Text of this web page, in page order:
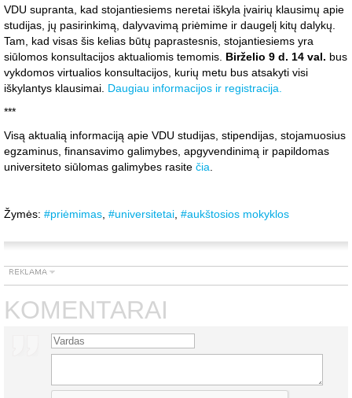
VDU supranta, kad stojantiesiems neretai iškyla įvairių klausimų apie
studijas, jų pasirinkimą, dalyvavimą priėmime ir daugelį kitų dalykų.
Tam, kad visas šis kelias būtų paprastesnis, stojantiesiems yra
siūlomos konsultacijos aktualiomis temomis. Birželio 9 d. 14 val. bus
vykdomos virtualios konsultacijos, kurių metu bus atsakyti visi
iškylantys klausimai. Daugiau informacijos ir registracija.
***
Visą aktualią informaciją apie VDU studijas, stipendijas, stojamuosius
egzaminus, finansavimo galimybes, apgyvendinimą ir papildomas
universiteto siūlomas galimybes rasite čia
Žymės: #priėmimas #universitetai #aukštosios mokyklos
KOMENTARAI